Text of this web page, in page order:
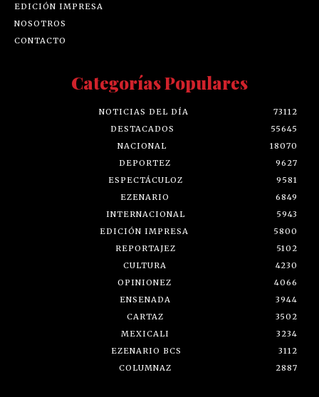
EDICIÓN IMPRESA
NOSOTROS
CONTACTO
Categorías Populares
NOTICIAS DEL DÍA
73112
DESTACADOS
55645
NACIONAL
18070
DEPORTEZ
9627
ESPECTÁCULOZ
9581
EZENARIO
6849
INTERNACIONAL
5943
EDICIÓN IMPRESA
5800
REPORTAJEZ
5102
CULTURA
4230
OPINIONEZ
4066
ENSENADA
3944
CARTAZ
3502
MEXICALI
3234
EZENARIO BCS
3112
COLUMNAZ
2887